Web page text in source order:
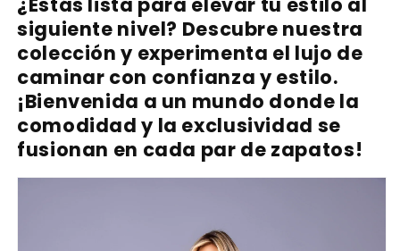
siguiente nivel? Descubre nuestra
colección y experimenta el lujo de
caminar con confianza y estilo.
¡Bienvenida a un mundo donde la
comodidad y la exclusividad se
fusionan en cada par de zapatos!